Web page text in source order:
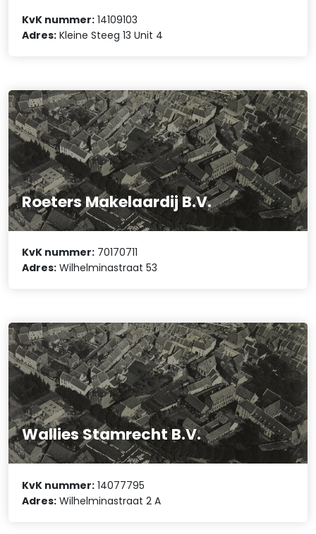
KvK nummer: 14109103
Adres: Kleine Steeg 13 Unit 4
Roeters Makelaardij B.V.
KvK nummer: 70170711
Adres: Wilhelminastraat 53
Wallies Stamrecht B.V.
KvK nummer: 14077795
Adres: Wilhelminastraat 2 A